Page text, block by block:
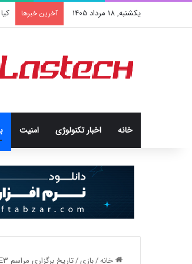
یکشنبه, 18 مرداد 1405 آخرین خبرها کیا EV4 معرفی شد؛ خودرو الکتریکی عجیب و جذاب کره‌ای‌ها
خانه اخبار تکنولوژی امنيت
خانه/بازی/تاریخ برگزاری مراسم E3 در سال ۲۰۲۳ رسما اعلام شد